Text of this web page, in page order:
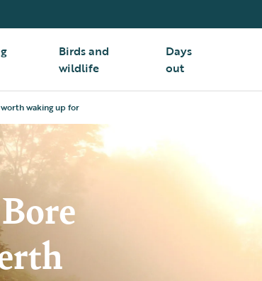
Birds and
wildlife
Days
out
waking up for